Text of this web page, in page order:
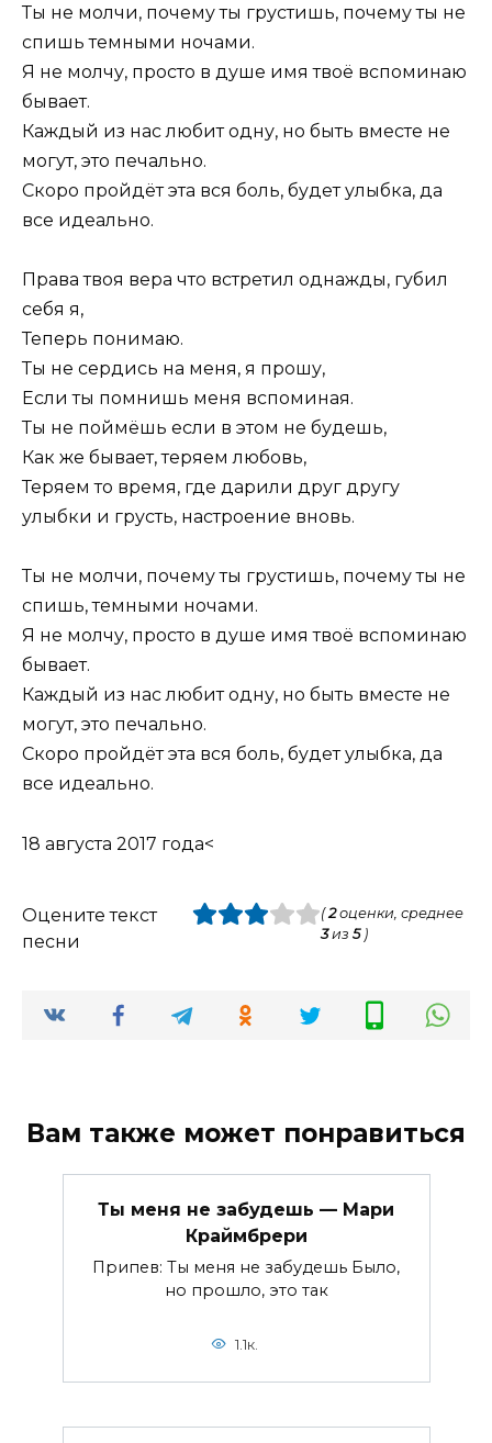
Ты не молчи, почему ты грустишь, почему ты не
спишь темными ночами.
Я не молчу, просто в душе имя твоё вспоминаю
бывает.
Каждый из нас любит одну, но быть вместе не
могут, это печально.
Скоро пройдёт эта вся боль, будет улыбка, да
все идеально.
Права твоя вера что встретил однажды, губил
себя я,
Теперь понимаю.
Ты не сердись на меня, я прошу,
Если ты помнишь меня вспоминая.
Ты не поймёшь если в этом не будешь,
Как же бывает, теряем любовь,
Теряем то время, где дарили друг другу
улыбки и грусть, настроение вновь.
Ты не молчи, почему ты грустишь, почему ты не
спишь, темными ночами.
Я не молчу, просто в душе имя твоё вспоминаю
бывает.
Каждый из нас любит одну, но быть вместе не
могут, это печально.
Скоро пройдёт эта вся боль, будет улыбка, да
все идеально.
18 августа 2017 года<
Оцените текст
песни
(2оценки, среднее
3из5)
Вам также может понравиться
Ты меня не забудешь — Мари
Краймбрери
Припев: Ты меня не забудешь Было,
но прошло, это так
1.1к.